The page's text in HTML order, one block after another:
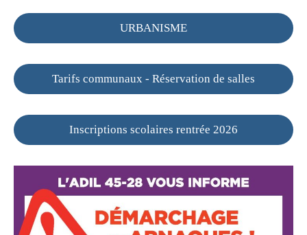
URBANISME
Tarifs communaux - Réservation de salles
Inscriptions scolaires rentrée 2026